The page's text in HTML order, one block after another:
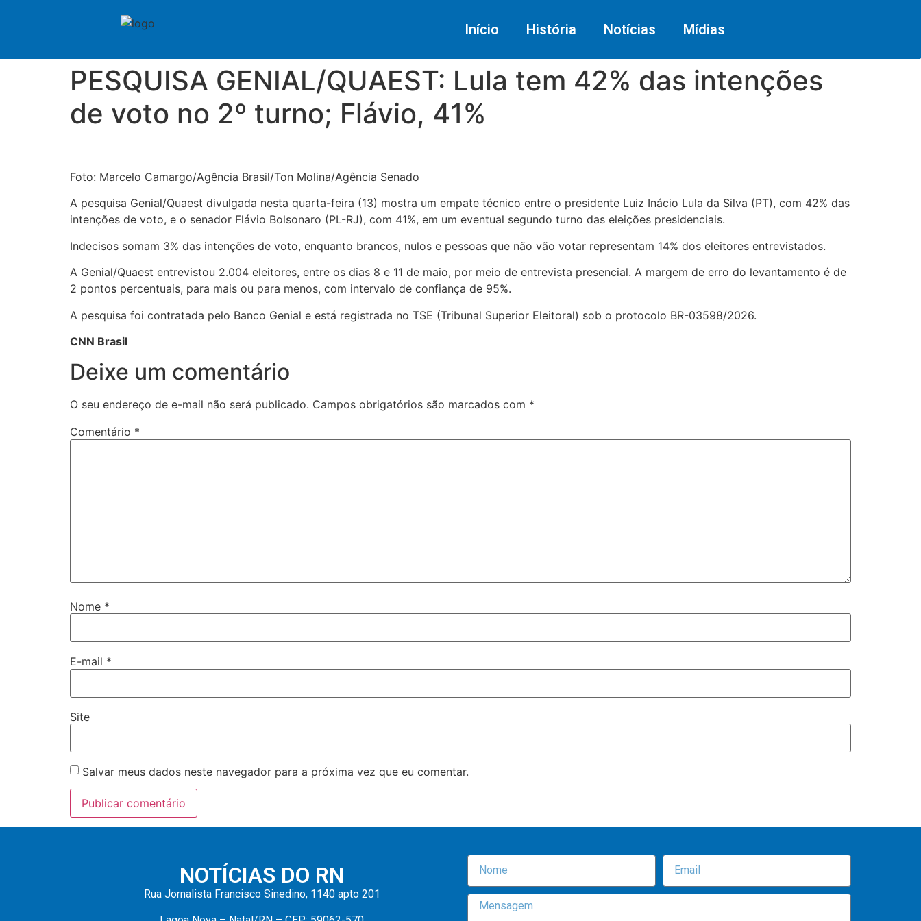
Início História Notícias Mídias
PESQUISA GENIAL/QUAEST: Lula tem 42% das intenções
de voto no 2º turno; Flávio, 41%
Foto: Marcelo Camargo/Agência Brasil/Ton Molina/Agência Senado
A pesquisa Genial/Quaest divulgada nesta quarta-feira (13) mostra um empate técnico entre o presidente Luiz Inácio Lula da Silva (PT), com 42% das
intenções de voto, e o senador Flávio Bolsonaro (PL-RJ), com 41%, em um eventual segundo turno das eleições presidenciais.
Indecisos somam 3% das intenções de voto, enquanto brancos, nulos e pessoas que não vão votar representam 14% dos eleitores entrevistados.
A Genial/Quaest entrevistou 2.004 eleitores, entre os dias 8 e 11 de maio, por meio de entrevista presencial. A margem de erro do levantamento é de
2 pontos percentuais, para mais ou para menos, com intervalo de confiança de 95%.
A pesquisa foi contratada pelo Banco Genial e está registrada no TSE (Tribunal Superior Eleitoral) sob o protocolo BR-03598/2026.
CNN Brasil
Deixe um comentário
O seu endereço de e-mail não será publicado. Campos obrigatórios são marcados com *
Comentário *
Nome *
E-mail *
Site
Salvar meus dados neste navegador para a próxima vez que eu comentar.
NOTÍCIAS DO RN
Rua Jornalista Francisco Sinedino, 1140 apto 201